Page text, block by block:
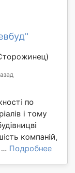
по
і тому
компаній,
Подробнее